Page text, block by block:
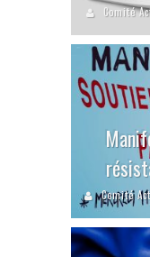
Comité
Comité